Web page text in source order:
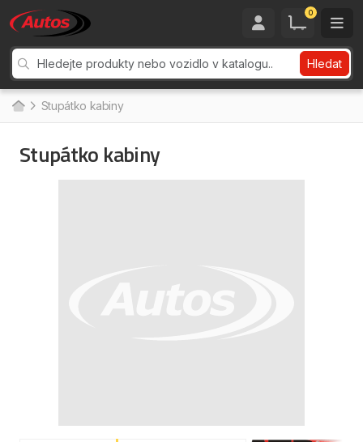
0
Hledat
Stupátko kabiny
Stupátko kabiny